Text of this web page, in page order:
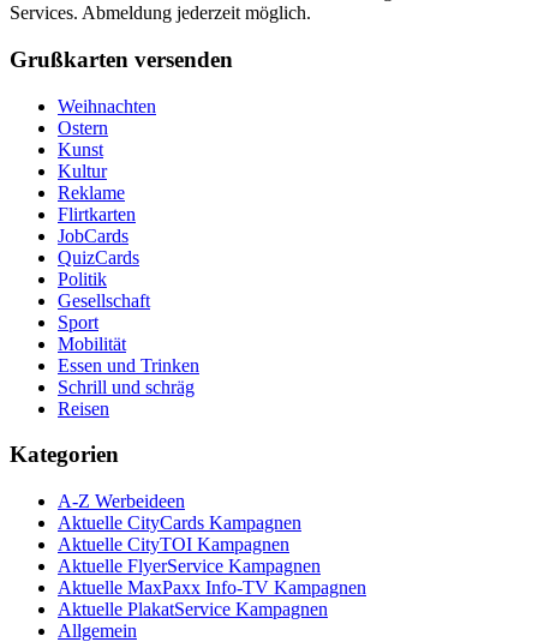
Services. Abmeldung jederzeit möglich.
Grußkarten versenden
Weihnachten
Ostern
Kunst
Kultur
Reklame
Flirtkarten
JobCards
QuizCards
Politik
Gesellschaft
Sport
Mobilität
Essen und Trinken
Schrill und schräg
Reisen
Kategorien
A-Z Werbeideen
Aktuelle CityCards Kampagnen
Aktuelle CityTOI Kampagnen
Aktuelle FlyerService Kampagnen
Aktuelle MaxPaxx Info-TV Kampagnen
Aktuelle PlakatService Kampagnen
Allgemein